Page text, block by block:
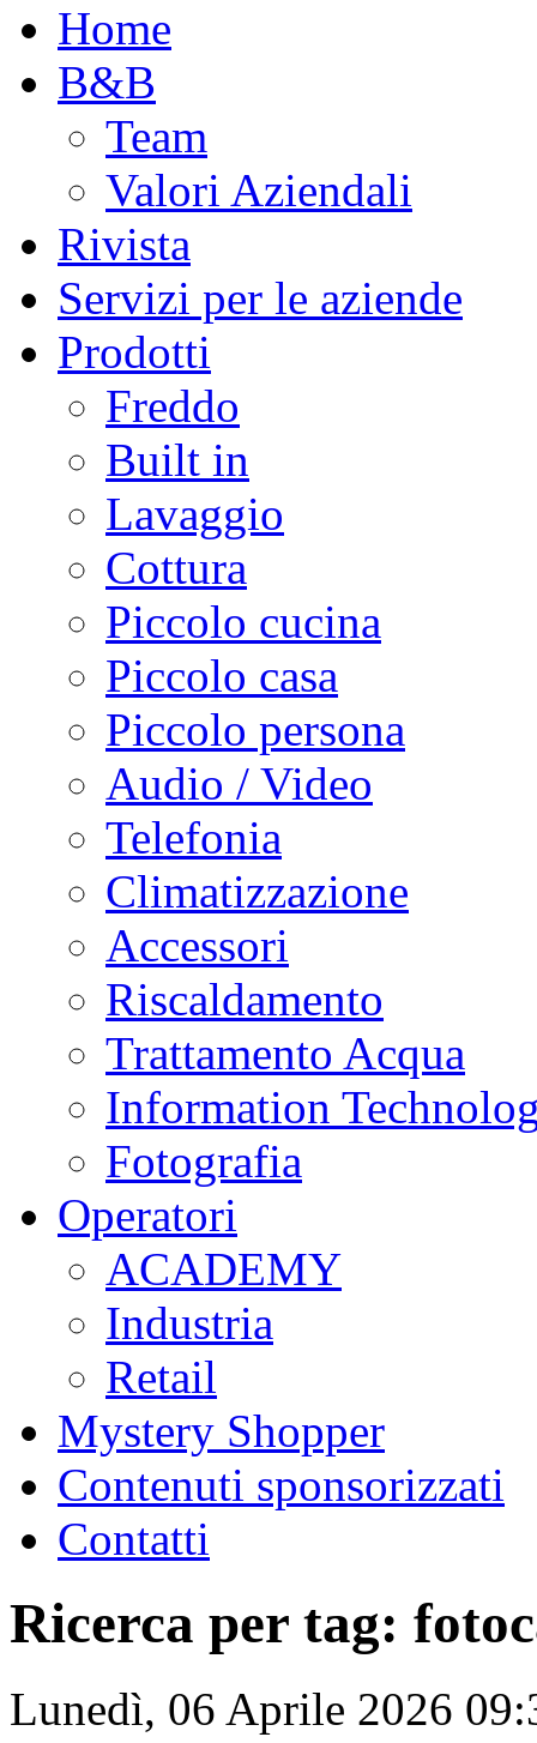
Home
B&B
Team
Valori Aziendali
Rivista
Servizi per le aziende
Prodotti
Freddo
Built in
Lavaggio
Cottura
Piccolo cucina
Piccolo casa
Piccolo persona
Audio / Video
Telefonia
Climatizzazione
Accessori
Riscaldamento
Trattamento Acqua
Information
Fotografia
Operatori
ACADEMY
Industria
Retail
Mystery Shopper
Contenuti sponsorizzati
Contatti
Ricerca per tag:
Lunedì, 06 Aprile 2026